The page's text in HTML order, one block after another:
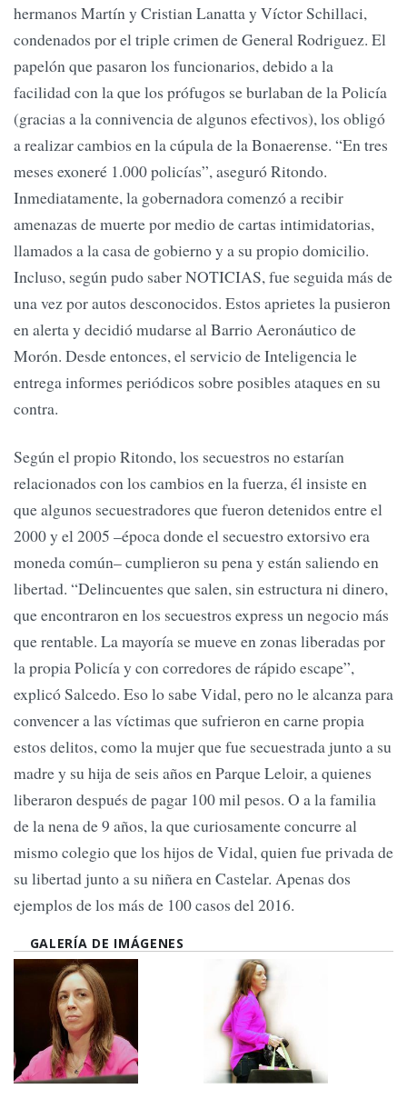
hermanos Martín y Cristian Lanatta y Víctor Schillaci,
condenados por el triple crimen de General Rodriguez. El
papelón que pasaron los funcionarios, debido a la
facilidad con la que los prófugos se burlaban de la Policía
(gracias a la connivencia de algunos efectivos), los obligó
a realizar cambios en la cúpula de la Bonaerense. “En tres
meses exoneré 1.000 policías”, aseguró Ritondo.
Inmediatamente, la gobernadora comenzó a recibir
amenazas de muerte por medio de cartas intimidatorias,
llamados a la casa de gobierno y a su propio domicilio.
Incluso, según pudo saber NOTICIAS, fue seguida más de
una vez por autos desconocidos. Estos aprietes la pusieron
en alerta y decidió mudarse al Barrio Aeronáutico de
Morón. Desde entonces, el servicio de Inteligencia le
entrega informes periódicos sobre posibles ataques en su
contra.
Según el propio Ritondo, los secuestros no estarían
relacionados con los cambios en la fuerza, él insiste en
que algunos secuestradores que fueron detenidos entre el
2000 y el 2005 –época donde el secuestro extorsivo era
moneda común– cumplieron su pena y están saliendo en
libertad. “Delincuentes que salen, sin estructura ni dinero,
que encontraron en los secuestros express un negocio más
que rentable. La mayoría se mueve en zonas liberadas por
la propia Policía y con corredores de rápido escape”,
explicó Salcedo. Eso lo sabe Vidal, pero no le alcanza para
convencer a las víctimas que sufrieron en carne propia
estos delitos, como la mujer que fue secuestrada junto a su
madre y su hija de seis años en Parque Leloir, a quienes
liberaron después de pagar 100 mil pesos. O a la familia
de la nena de 9 años, la que curiosamente concurre al
mismo colegio que los hijos de Vidal, quien fue privada de
su libertad junto a su niñera en Castelar. Apenas dos
ejemplos de los más de 100 casos del 2016.
GALERÍA DE IMÁGENES